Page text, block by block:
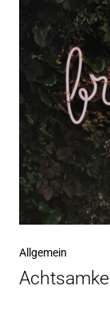
Nächster
Beitrag
Allgemein